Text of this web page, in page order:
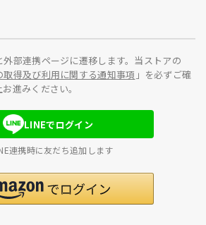
部連携ページに遷移します。当ストアの
得及び利用に関する通知事項 」を必ずご確
進みください。
LINEでログイン
連携時に友だち追加します